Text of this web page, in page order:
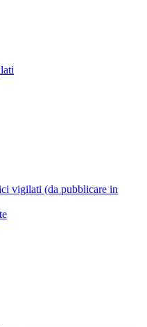
vigilati (da pubblicare in